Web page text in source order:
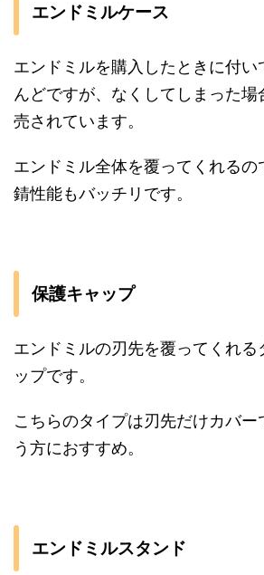
エンドミルケース
エンドミルを購入したときに付い
んどですが、なくしてしまった場
売されています。
エンドミル全体を覆ってくれる
錆性能もバッチリです。
保護キャップ
エンドミルの刃先を覆ってくれる
ップです。
こちらのタイプは刃先だけカバー
う方におすすめ。
エンドミルスタンド